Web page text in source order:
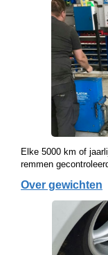
Elke 5000 km of
remmen
Over gewichten